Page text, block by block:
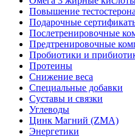
Повышение тестостерона
Подарочные
Послетренировочные
Предтренировочные
Пробиотики и
Протеины
Снижение веса
Специальные добавки
Суставы и связки
Углеводы
Цинк Магний (ZMA)
Энергетики